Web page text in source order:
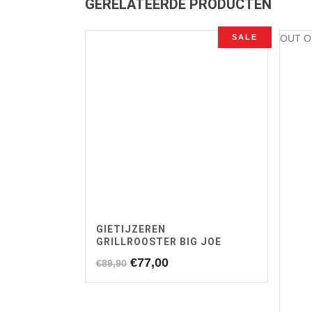
GERELATEERDE PRODUCTEN
SALE
GIETIJZEREN
GRILLROOSTER BIG JOE
€89,90 Oorspronkelijke
€77,00Huidige
OUT